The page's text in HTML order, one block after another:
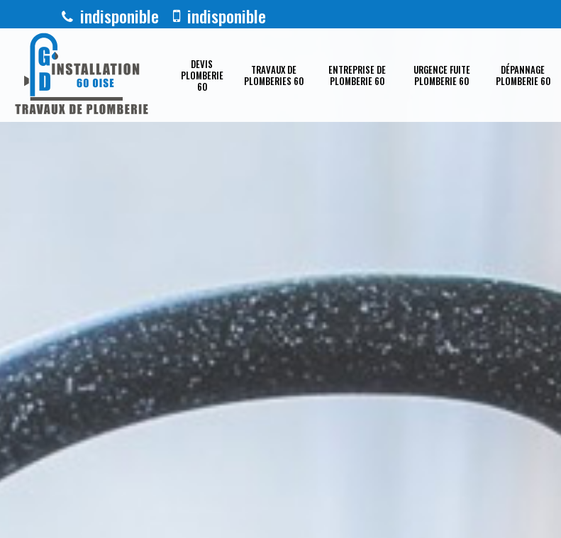
indisponible indisponible
DEVIS
PLOMBERIE
60
TRAVAUX DE
PLOMBERIES 60
ENTREPRISE DE
PLOMBERIE 60
URGENCE FUITE
PLOMBERIE 60
DÉPANNAGE
PLOMBERIE 60